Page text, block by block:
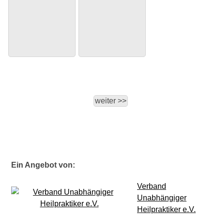
Ein Angebot von:
Verband
Unabhängiger
Heilpraktiker e.V.